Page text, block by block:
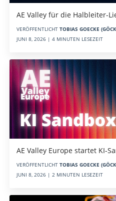
AE Valley für die Halbleiter-
VERÖFFENTLICHT TOBIAS GOECKE
JUNI 8, 2026 | 4 MINUTEN LESEZEIT
AE Valley Europe startet KI-
VERÖFFENTLICHT TOBIAS GOECKE
JUNI 8, 2026 | 2 MINUTEN LESEZEIT